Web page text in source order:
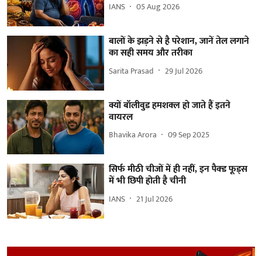
IANS 05 Aug 2026
बालों के झड़ने से है परेशान, जानें तेल लगाने
का सही समय और तरीका
Sarita Prasad 29 Jul 2026
क्यों बॉलीवुड हमशक्ल हो जाते हैं इतने
वायरल
Bhavika Arora 09 Sep 2025
सिर्फ मीठी चीजों में ही नहीं, इन पैक्ड फूड्स
में भी छिपी होती है चीनी
IANS 21 Jul 2026